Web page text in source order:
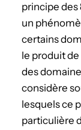
principe des
un
certains
le produit de
des
considère
lesquels ce
particulière